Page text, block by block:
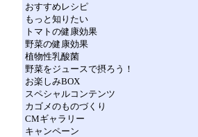
おすすめレシピ
もっと知りたい
トマトの健康効果
野菜の健康効果
植物性乳酸菌
野菜をジュースで摂ろう！
お楽しみBOX
スペシャルコンテンツ
カゴメのものづくり
CMギャラリー
キャンペーン